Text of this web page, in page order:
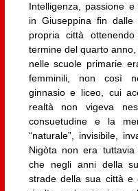
Intelligenza, passione
in Giuseppina fin dalle
propria città
termine del quarto
nelle scuole primarie
femminili, non così
ginnasio e liceo, cui
realtà non vigeva
consuetudine e la
“naturale”, invisibile,
Nigòta non era
che negli anni della
strade della sua città e